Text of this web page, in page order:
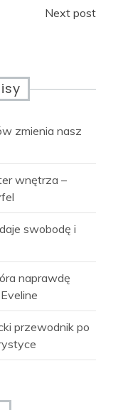
Next post
zmienia nasz
wnętrza –
swobodę i
naprawdę
przewodnik po